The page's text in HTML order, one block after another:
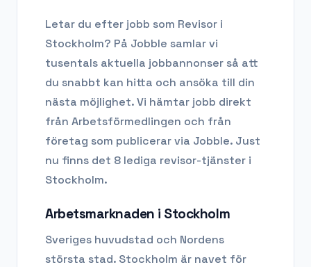
Letar du efter jobb som Revisor i
Stockholm? På Jobble samlar vi
tusentals aktuella jobbannonser så att
du snabbt kan hitta och ansöka till din
nästa möjlighet. Vi hämtar jobb direkt
från Arbetsförmedlingen och från
företag som publicerar via Jobble. Just
nu finns det 8 lediga revisor-tjänster i
Stockholm.
Arbetsmarknaden i Stockholm
Sveriges huvudstad och Nordens
största stad. Stockholm är navet för